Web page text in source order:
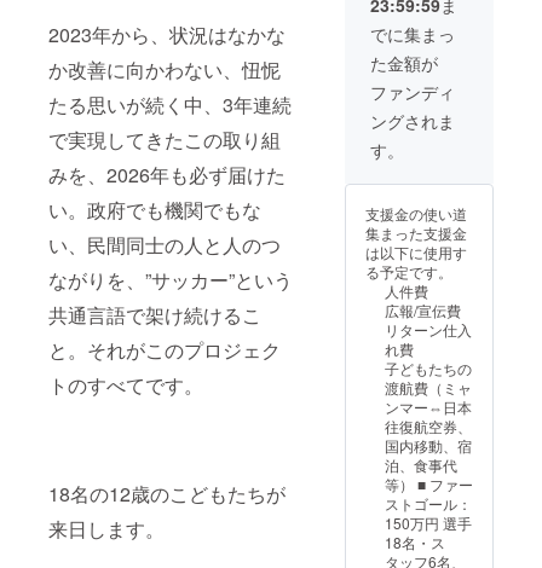
2023年から、状況はなかな
か改善に向かわない、忸怩
たる思いが続く中、3年連続
で実現してきたこの取り組
みを、2026年も必ず届けた
い。政府でも機関でもな
い、民間同士の人と人のつ
ながりを、”サッカー”という
共通言語で架け続けるこ
と。それがこのプロジェク
トのすべてです。
18名の12歳のこどもたちが
来日します。
プショ
ン（プ
ルダウ
ン選
択）よ
り選択
くださ
領証明
書を発
行しま
す)
刊（松
下サイ
ン・
メッ
セージ
入り）
【U-12
表チー
ユニ
フォー
ム（大
人サイ
ズ、H/A
選択
可】 選
と同モ
デルの
ユニ
フォー
ム
（Hom
e/Away
か、サ
イズご
希望お
送りし
ます。
【書籍
①】
2024年
発行初
版書籍
Bridge
下サイ
ン・
メッ
セージ
入り）
【書籍
②】
1月発行
予定新
刊（松
下サイ
ン・
メッ
セージ
入り）
【U-12
ミャン
会の写
真5枚＋
動画2
本。
ミャン
マーの
子ども
り深く
しま
す。 ・
収録時
間：数
十秒程
度 ・提
供方
メール
にてお
送りし
ます。
【書籍
①】
2024年
発行初
版書籍
『Globa
援時、
必ず備
考欄に
希望さ
れる文
字・ロ
ゴデー
入くだ
・ロゴ
画像の
受け渡
しにつ
いて
は、ク
ラウド
ディン
グ期間
終了直
後にお
送りす
るメー
ルをご
確認く
ださ
い。 ※
23:59:59ま
でに集まっ
た金額が
ファンディ
ングされま
す。
支援金の使い道
集まった支援金
は以下に使用す
る予定です。
人件費
広報/宣伝費
リターン仕入
れ費
子どもたちの
渡航費（ミャ
ンマー⇔日本
往復航空券、
国内移動、宿
泊、食事代
等） ■ ファー
ストゴール：
150万円 選手
18名・ス
タッフ6名、